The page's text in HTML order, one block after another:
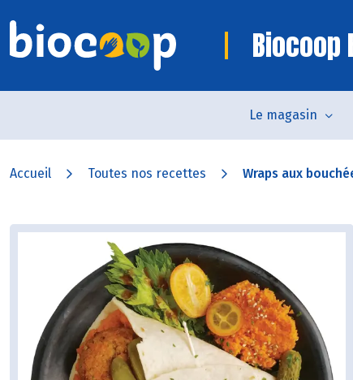
Biocoop
Le magasin
Accueil Toutes nos recettes Wraps aux